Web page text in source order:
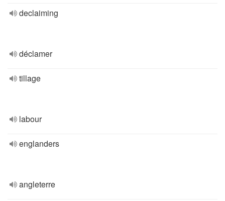
declaiming
déclamer
tillage
labour
englanders
angleterre